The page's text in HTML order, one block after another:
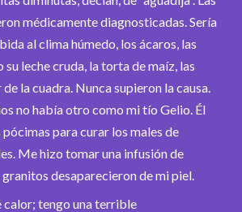
médicamente diagnosticadas. Sería
al clima húmedo, los ácaros, las
su leche cruda, la torta de maíz, las
la cuadra. Nunca supieron la causa.
no había otro como mi tío Gelio. Él
para curar los males de
Me hizo tomar una infusión de
desaparecieron de mi piel.
calor; tengo una terrible